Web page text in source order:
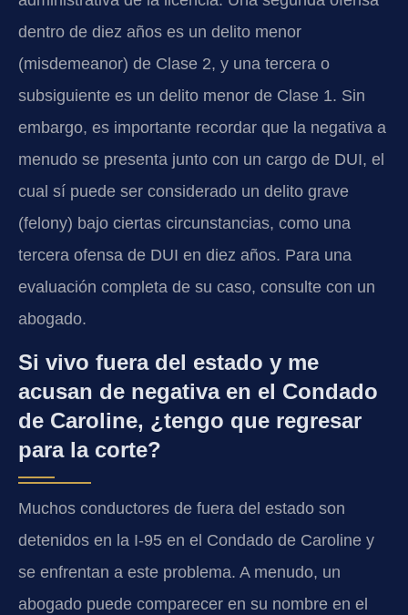
dentro de diez años es un delito menor
(misdemeanor) de Clase 2, y una tercera o
subsiguiente es un delito menor de Clase 1. Sin
embargo, es importante recordar que la negativa a
menudo se presenta junto con un cargo de DUI, el
cual sí puede ser considerado un delito grave
(felony) bajo ciertas circunstancias, como una
tercera ofensa de DUI en diez años. Para una
evaluación completa de su caso, consulte con un
abogado.
Si vivo fuera del estado y me
acusan de negativa en el Condado
de Caroline, ¿tengo que regresar
para la corte?
Muchos conductores de fuera del estado son
detenidos en la I-95 en el Condado de Caroline y
se enfrentan a este problema. A menudo, un
abogado puede comparecer en su nombre en el